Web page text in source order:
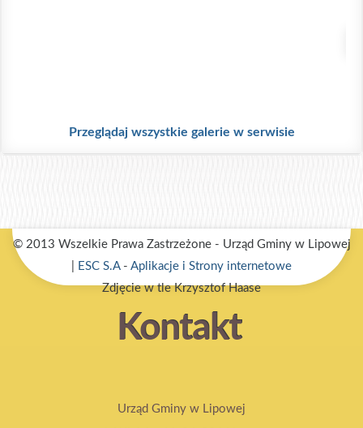
Przeglądaj wszystkie galerie w serwisie
© 2013 Wszelkie Prawa Zastrzeżone - Urząd Gminy w Lipowej
ESC S.A- Aplikacje i Strony internetowe
Zdjęcie w tle Krzysztof Haase
Kontakt
Urząd Gminy w Lipowej